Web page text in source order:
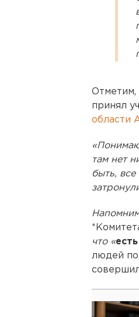
Отметим,
принял
области
там нет
быть,
что «
людей